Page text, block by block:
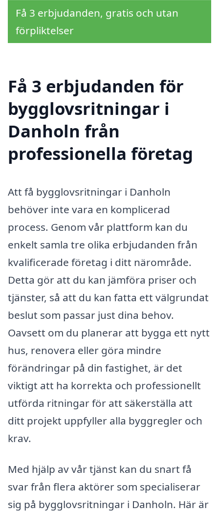
Få 3 erbjudanden, gratis och utan
förpliktelser
Få 3 erbjudanden för
bygglovsritningar i
Danholn från
professionella företag
Att få bygglovsritningar i Danholn
behöver inte vara en komplicerad
process. Genom vår plattform kan du
enkelt samla tre olika erbjudanden från
kvalificerade företag i ditt närområde.
Detta gör att du kan jämföra priser och
tjänster, så att du kan fatta ett välgrundat
beslut som passar just dina behov.
Oavsett om du planerar att bygga ett nytt
hus, renovera eller göra mindre
förändringar på din fastighet, är det
viktigt att ha korrekta och professionellt
utförda ritningar för att säkerställa att
ditt projekt uppfyller alla byggregler och
krav.
Med hjälp av vår tjänst kan du snart få
svar från flera aktörer som specialiserar
sig på bygglovsritningar i Danholn. Här är